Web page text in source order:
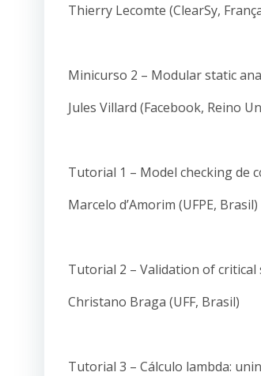
Thierry Lecomte (ClearSy,
Minicurso 2 – Modular static
Jules Villard (Facebook, Reino
Tutorial 1 – Model checking de
Marcelo d’Amorim (UFPE, Brasil)
Tutorial 2 – Validation of
Christano Braga (UFF, Brasil)
Tutorial 3 – Cálculo lambda: